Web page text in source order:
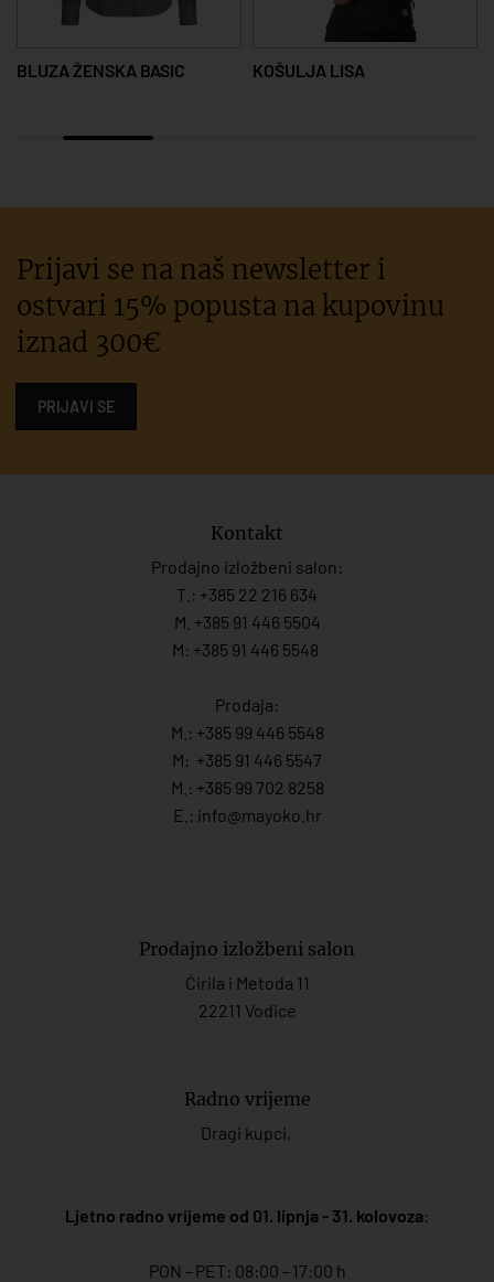
BLUZA ŽENSKA BASIC KOŠULJA LISA
Prijavi se na naš newsletter i
ostvari 15% popusta na kupovinu
iznad 300€
PRIJAVI SE
Kontakt
Prodajno izložbeni salon:
T.: +385 22 216 634
M. +385 91 446 5504
M: +385 91 446 5548
Prodaja:
M.: +385 99 446 5548
M: +385 91 446 5547
M.: +385 99 702 8258
E.: info@mayoko. hr
Prodajno izložbeni salon
Ćirila i Metoda 11
22211 Vodice
Radno vrijeme
Dragi kupci,
Ljetno radno vrijeme od 01. lipnja - 31. kolovoza:
PON - PET: 08:00 - 17:00 h